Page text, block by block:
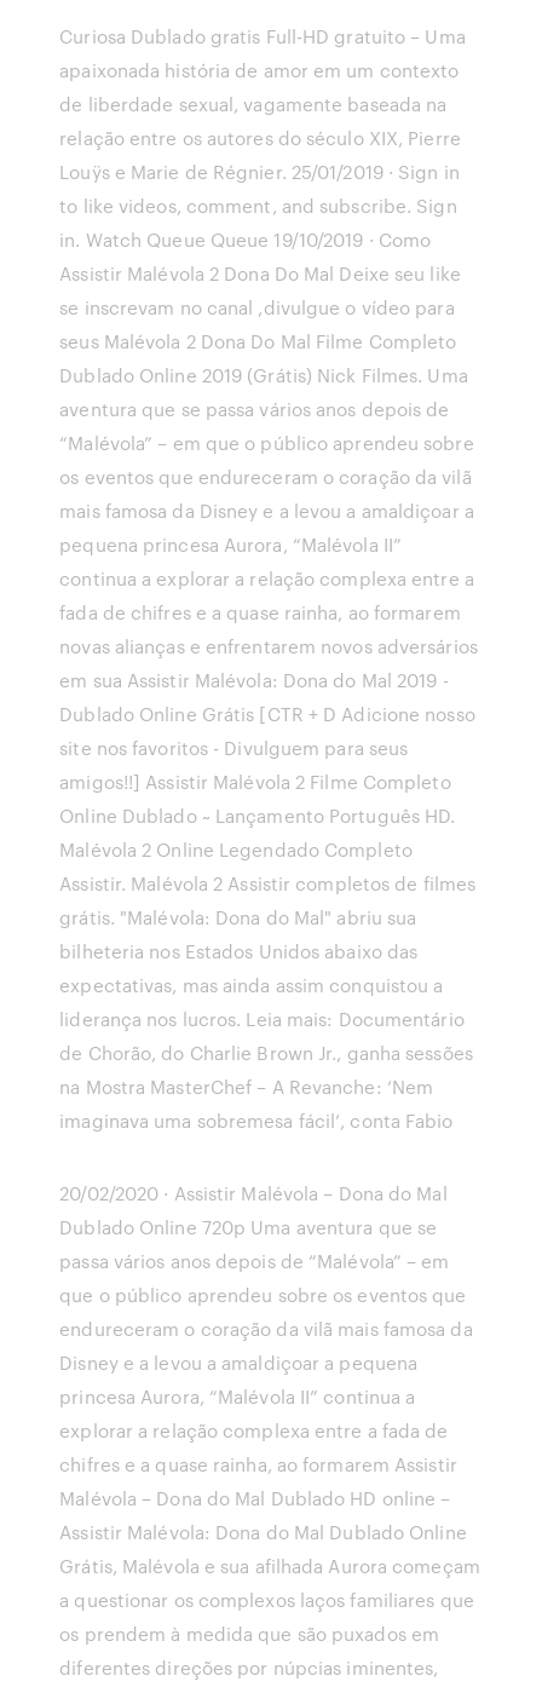
Curiosa Dublado gratis Full-HD gratuito – Uma
apaixonada história de amor em um contexto
de liberdade sexual, vagamente baseada na
relação entre os autores do século XIX, Pierre
Louÿs e Marie de Régnier. 25/01/2019 · Sign in
to like videos, comment, and subscribe. Sign
in. Watch Queue Queue 19/10/2019 · Como
Assistir Malévola 2 Dona Do Mal Deixe seu like
se inscrevam no canal ,divulgue o vídeo para
seus Malévola 2 Dona Do Mal Filme Completo
Dublado Online 2019 (Grátis) Nick Filmes. Uma
aventura que se passa vários anos depois de
“Malévola” – em que o público aprendeu sobre
os eventos que endureceram o coração da vilã
mais famosa da Disney e a levou a amaldiçoar a
pequena princesa Aurora, “Malévola II”
continua a explorar a relação complexa entre a
fada de chifres e a quase rainha, ao formarem
novas alianças e enfrentarem novos adversários
em sua Assistir Malévola: Dona do Mal 2019 -
Dublado Online Grátis [CTR + D Adicione nosso
site nos favoritos - Divulguem para seus
amigos!!] Assistir Malévola 2 Filme Completo
Online Dublado ~ Lançamento Português HD.
Malévola 2 Online Legendado Completo
Assistir. Malévola 2 Assistir completos de filmes
grátis. "Malévola: Dona do Mal" abriu sua
bilheteria nos Estados Unidos abaixo das
expectativas, mas ainda assim conquistou a
liderança nos lucros. Leia mais: Documentário
de Chorão, do Charlie Brown Jr., ganha sessões
na Mostra MasterChef – A Revanche: ‘Nem
imaginava uma sobremesa fácil’, conta Fabio
20/02/2020 · Assistir Malévola – Dona do Mal
Dublado Online 720p Uma aventura que se
passa vários anos depois de “Malévola” – em
que o público aprendeu sobre os eventos que
endureceram o coração da vilã mais famosa da
Disney e a levou a amaldiçoar a pequena
princesa Aurora, “Malévola II” continua a
explorar a relação complexa entre a fada de
chifres e a quase rainha, ao formarem Assistir
Malévola – Dona do Mal Dublado HD online –
Assistir Malévola: Dona do Mal Dublado Online
Grátis, Malévola e sua afilhada Aurora começam
a questionar os complexos laços familiares que
os prendem à medida que são puxados em
diferentes direções por núpcias iminentes,